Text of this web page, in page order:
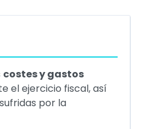
costes y gastos
el ejercicio fiscal, así
por la